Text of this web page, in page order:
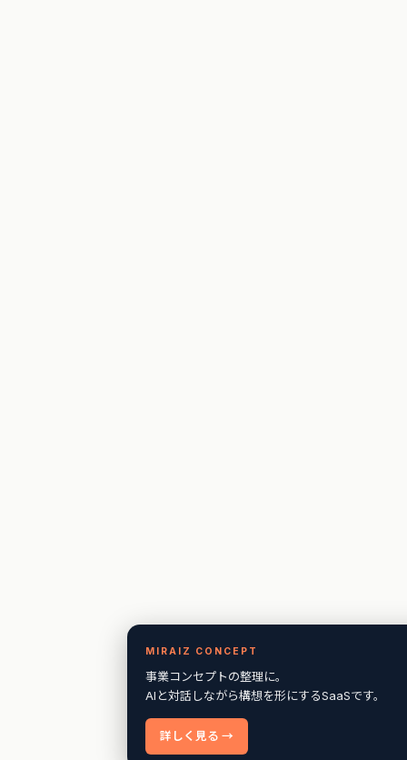
MIRAIZ CONCEPT
事業コンセプトの整理に。
AIと対話しながら構想を形にするSaaSです。
詳しく見る →
AI×経営課題 無料診断ツー
た